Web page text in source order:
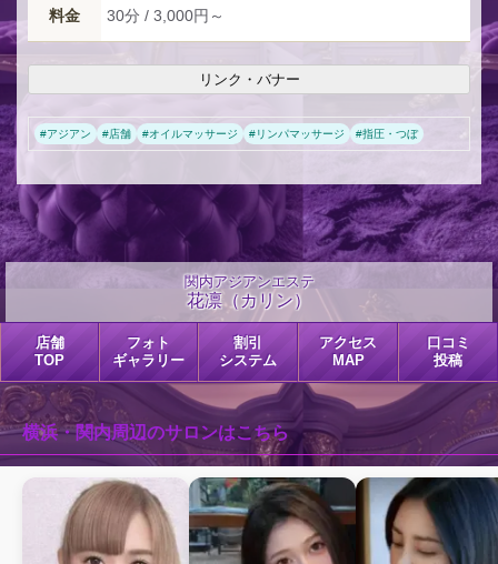
料金 30分 / 3,000円～
リンク・バナー
#アジアン #店舗 #オイルマッサージ #リンパマッサージ #指圧・つぼ
関内アジアンエステ
花凛（カリン）
店舗
TOP
フォト
ギャラリー
割引
システム
アクセス
MAP
口コミ
投稿
横浜・関内周辺のサロンはこちら